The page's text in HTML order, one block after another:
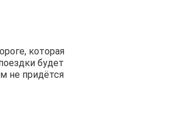
которая
будет
не придётся